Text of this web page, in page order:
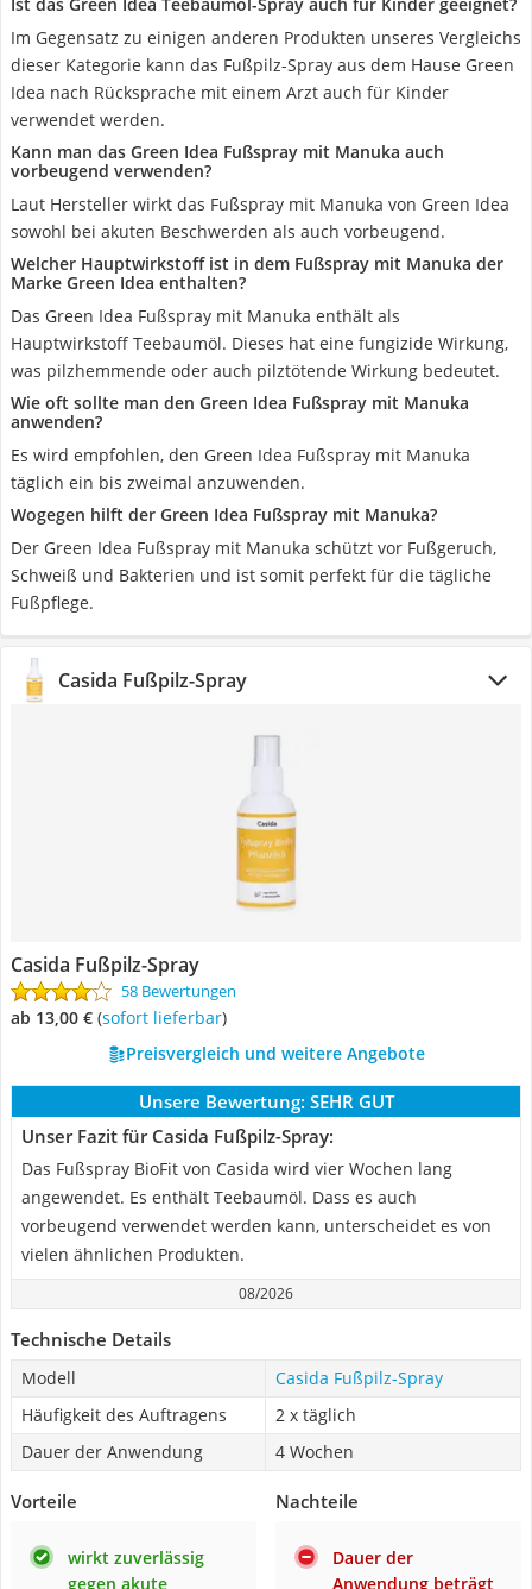
Im Gegensatz zu einigen anderen Produkten unseres Vergleichs
dieser Kategorie kann das Fußpilz-Spray aus dem Hause Green
Idea nach Rücksprache mit einem Arzt auch für Kinder
verwendet werden.
Kann man das Green Idea Fußspray mit Manuka auch
vorbeugend verwenden?
Laut Hersteller wirkt das Fußspray mit Manuka von Green Idea
sowohl bei akuten Beschwerden als auch vorbeugend.
Welcher Hauptwirkstoff ist in dem Fußspray mit Manuka der
Marke Green Idea enthalten?
Das Green Idea Fußspray mit Manuka enthält als
Hauptwirkstoff Teebaumöl. Dieses hat eine fungizide Wirkung,
was pilzhemmende oder auch pilztötende Wirkung bedeutet.
Wie oft sollte man den Green Idea Fußspray mit Manuka
anwenden?
Es wird empfohlen, den Green Idea Fußspray mit Manuka
täglich ein bis zweimal anzuwenden.
Wogegen hilft der Green Idea Fußspray mit Manuka?
Der Green Idea Fußspray mit Manuka schützt vor Fußgeruch,
Schweiß und Bakterien und ist somit perfekt für die tägliche
Fußpflege.
Casida Fußpilz-Spray
Casida Fußpilz-Spray
58 Bewertungen
ab 13,00 € ( Sofort lieferbar)
Preisvergleich und weitere Angebote
Unsere Bewertung: SEHR GUT
Unser Fazit für Casida Fußpilz-Spray:
Das Fußspray BioFit von Casida wird vier Wochen lang
angewendet. Es enthält Teebaumöl. Dass es auch
vorbeugend verwendet werden kann, unterscheidet es von
vielen ähnlichen Produkten.
08/2026
Technische Details
Modell
Casida Fußpilz-Spray
Häufigkeit des Auftragens
2 x täglich
Dauer der Anwendung
4 Wochen
Vorteile
wirkt zuverlässig
gegen akute
Nachteile
Dauer der
Anwendung beträgt